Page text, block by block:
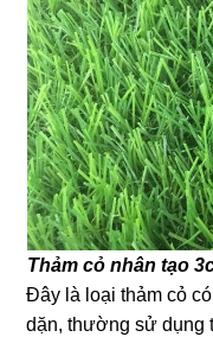
Thảm cỏ nhân tạo
Đây là loại thảm cỏ
dặn, thường sử dụng